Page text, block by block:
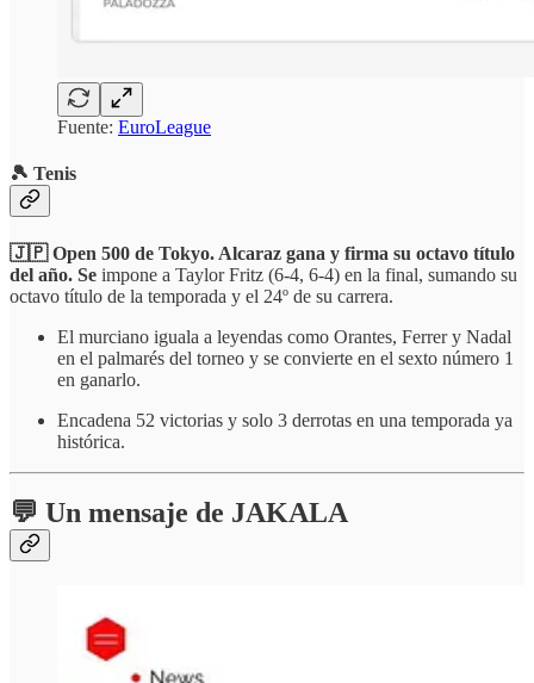
Fuente: EuroLeague
🎾 Tenis
🇯🇵 Open 500 de Tokyo. Alcaraz gana y firma su octavo título
del año. Se impone a Taylor Fritz (6-4, 6-4) en la final, sumando su
octavo título de la temporada y el 24º de su carrera.
El murciano iguala a leyendas como Orantes, Ferrer y Nadal
en el palmarés del torneo y se convierte en el sexto número 1
en ganarlo.
Encadena 52 victorias y solo 3 derrotas en una temporada ya
histórica.
💬 Un mensaje de JAKALA